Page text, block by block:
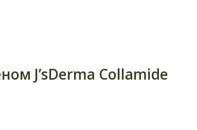
J’sDerma Collamide